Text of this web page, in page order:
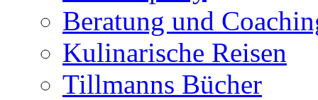
Beratung und
Kulinarische Reisen
Tillmanns Bücher